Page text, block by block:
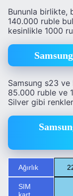
Bununla birlikte,
140.000 ruble
kesinlikle 1000
Samsung s23 ve
85.000 ruble ve
Silver gibi
Ağırlık
SIM